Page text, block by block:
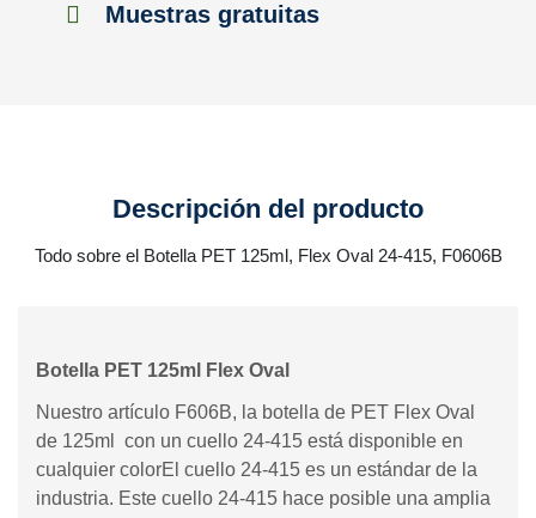
Muestras gratuitas
Descripción del producto
Todo sobre el Botella PET 125ml, Flex Oval 24-415, F0606B
Botella PET 125ml Flex Oval
Nuestro artículo F606B, la botella de PET Flex Oval
de 125ml con un cuello 24-415 está disponible en
cualquier colorEl cuello 24-415 es un estándar de la
industria. Este cuello 24-415 hace posible una amplia